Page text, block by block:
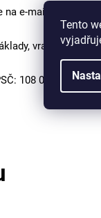
Tento
e-mail:
vracejte
108 00, Tel. 602